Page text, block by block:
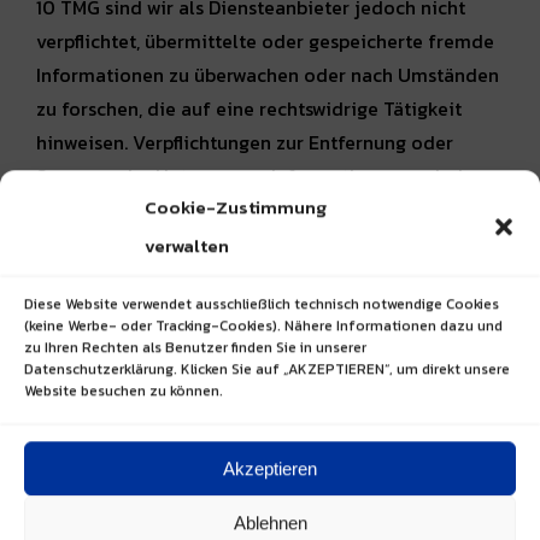
Cookie-Zustimmung
verwalten
Diese Website verwendet ausschließlich technisch notwendige Cookies
(keine Werbe- oder Tracking-Cookies). Nähere Informationen dazu und
zu Ihren Rechten als Benutzer finden Sie in unserer
Datenschutzerklärung. Klicken Sie auf „AKZEPTIEREN“, um direkt unsere
Website besuchen zu können.
Akzeptieren
Ablehnen
10 TMG sind wir als Diensteanbieter jedoch nicht
verpflichtet, übermittelte oder gespeicherte fremde
Informationen zu überwachen oder nach Umständen
zu forschen, die auf eine rechtswidrige Tätigkeit
hinweisen. Verpflichtungen zur Entfernung oder
Sperrung der Nutzung von Informationen nach den
allgemeinen Gesetzen bleiben hiervon unberührt.
Eine diesbezügliche Haftung ist jedoch erst ab dem
Rechtsverletzung möglich. Bei Bekanntwerden von
entsprechenden Rechtsverletzungen werden wir
diese Inhalte umgehend entfernen.
Haftung für Links:
Unser Angebot enthält Links zu externen Webseiten
Dritter, auf deren Inhalte wir keinen Einfluss haben.